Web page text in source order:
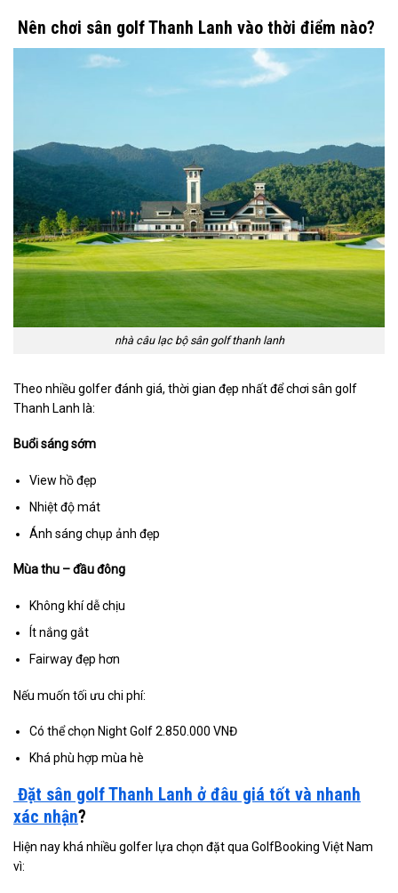
Nên chơi sân golf Thanh Lanh vào thời điểm nào?
nhà câu lạc bộ sân golf thanh lanh
Theo nhiều golfer đánh giá, thời gian đẹp nhất để chơi sân golf
Thanh Lanh là:
Buổi sáng sớm
View hồ đẹp
Nhiệt độ mát
Ánh sáng chụp ảnh đẹp
Mùa thu – đầu đông
Không khí dễ chịu
Ít nắng gắt
Fairway đẹp hơn
Nếu muốn tối ưu chi phí:
Có thể chọn Night Golf 2.850.000 VNĐ
Khá phù hợp mùa hè
Đặt sân golf Thanh Lanh ở đâu giá tốt và nhanh
xác nhận?
Hiện nay khá nhiều golfer lựa chọn đặt qua GolfBooking Việt Nam
vì: